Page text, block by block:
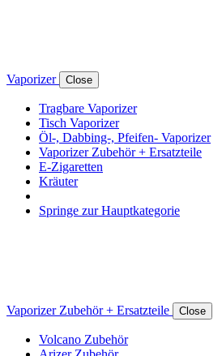
Vaporizer Close
Tragbare Vaporizer
Tisch Vaporizer
Öl-, Dabbing-, Pfeifen- Vaporizer
Vaporizer Zubehör + Ersatzteile
E-Zigaretten
Kräuter
Springe zur Hauptkategorie
Vaporizer Zubehör + Ersatzteile Close
Volcano Zubehör